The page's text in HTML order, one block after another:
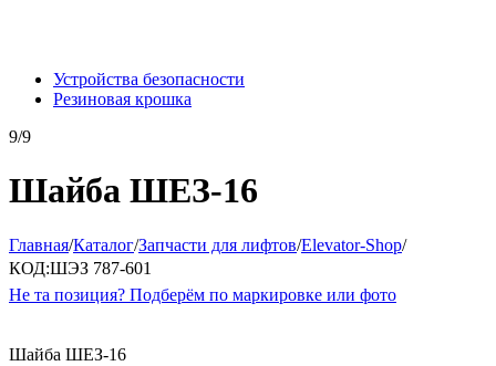
Устройства безопасности
Резиновая крошка
9/9
Шайба ШЕЗ-16
Главная/Каталог/Запчасти для лифтов/Elevator-Shop/
КОД:ШЭЗ 787-601
Не та позиция? Подберём по маркировке или фото
Шайба ШЕЗ-16